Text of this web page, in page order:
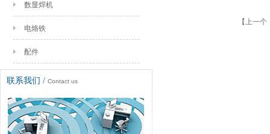
数显焊机
电烙铁
配件
联系我们 / Contact us
【上一个